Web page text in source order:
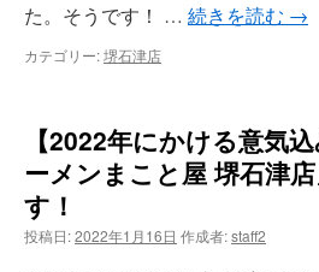
た。そうです！ … 続きを読む →
カテゴリー:堺石津店
【2022年にかける意気
ーメンまこと屋 堺石津
す！
投稿日:2022年1月16日 作成者:staff2